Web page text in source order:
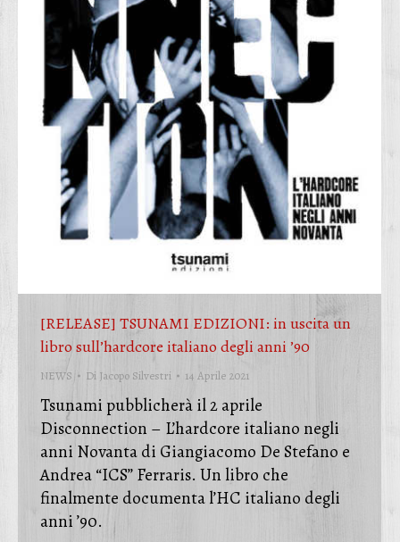
[RELEASE] TSUNAMI EDIZIONI: in uscita un
libro sull’hardcore italiano degli anni ’90
NEWS Di Jacopo Silvestri 14 Aprile 2021
Tsunami pubblicherà il 2 aprile
Disconnection – L’hardcore italiano negli
anni Novanta di Giangiacomo De Stefano e
Andrea “ICS” Ferraris. Un libro che
finalmente documenta l’HC italiano degli
anni ’90.